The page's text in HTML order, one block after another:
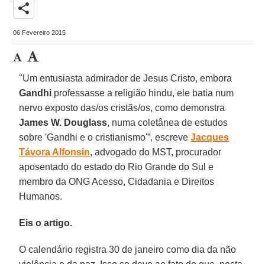
share
06 Fevereiro 2015
"Um entusiasta admirador de Jesus Cristo, embora
Gandhi professasse a religião hindu, ele batia num
nervo exposto das/os cristãs/os, como demonstra
James W. Douglass, numa coletânea de estudos
sobre 'Gandhi e o cristianismo'”, escreveJacques
Távora Alfonsin, advogado do MST, procurador
aposentado do estado do Rio Grande do Sul e
membro da ONG Acesso, Cidadania e Direitos
Humanos.
Eis o artigo.
O calendário registra 30 de janeiro como dia da não